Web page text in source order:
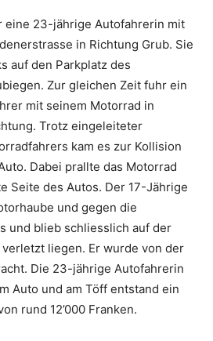
eine 23-jährige Autofahrerin mit
in Richtung Grub. Sie
auf den Parkplatz des
Zur gleichen Zeit fuhr ein
mit seinem Motorrad in
Trotz eingeleiteter
kam es zur Kollision
Dabei prallte das Motorrad
Seite des Autos. Der 17-Jährige
und gegen die
und blieb schliesslich auf der
liegen. Er wurde von der
Die 23-jährige Autofahrerin
Auto und am Töff entstand ein
rund 12’000 Franken.